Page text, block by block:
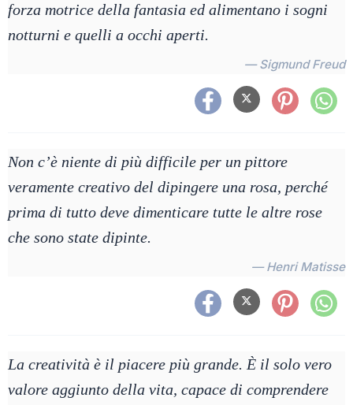
forza motrice della fantasia ed alimentano i sogni
notturni e quelli a occhi aperti.
— Sigmund Freud
Non c’è niente di più difficile per un pittore
veramente creativo del dipingere una rosa, perché
prima di tutto deve dimenticare tutte le altre rose
che sono state dipinte.
— Henri Matisse
La creatività è il piacere più grande. È il solo vero
valore aggiunto della vita, capace di comprendere